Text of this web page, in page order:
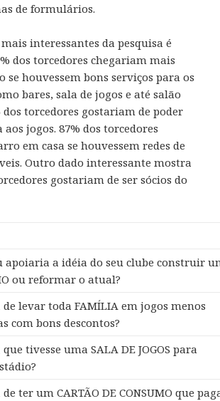
de formulários.
interessantes da pesquisa é
dos torcedores chegariam mais
se houvessem bons serviços para os
bares, sala de jogos e até salão
dos torcedores gostariam de poder
jogos. 87% dos torcedores
em casa se houvessem redes de
Outro dado interessante mostra
gostariam de ser sócios do
apoiaria a idéia do seu clube construir
ou reformar o atual?
de levar toda FAMÍLIA em jogos menos
com bons descontos?
tivesse uma SALA DE JOGOS para
ter um CARTÃO DE CONSUMO que